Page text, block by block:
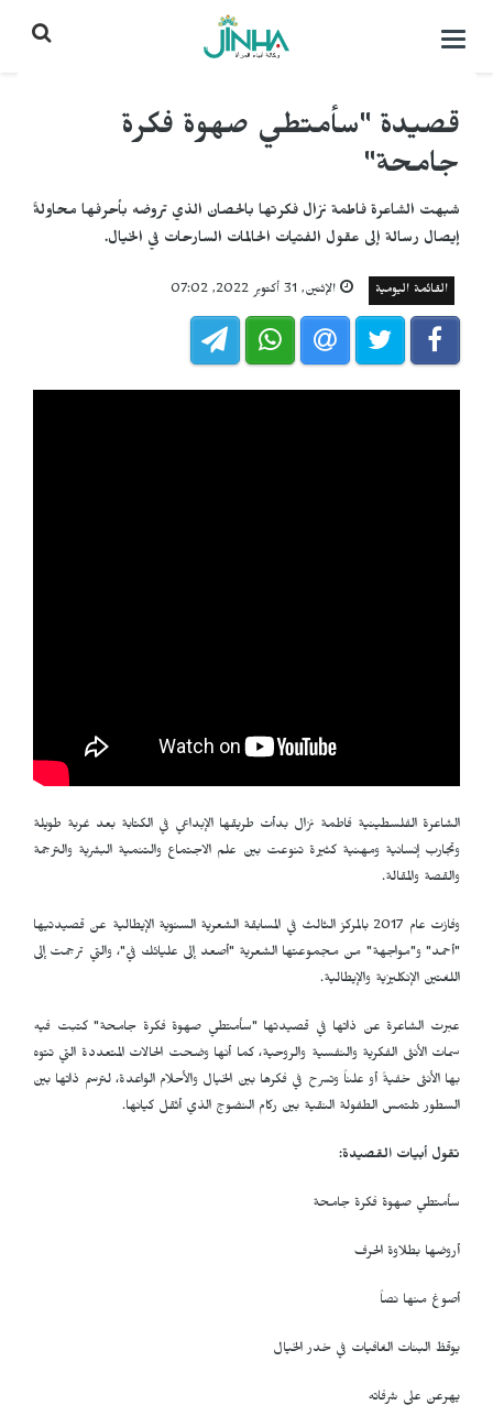
التحكم
قصيدة "سأمتطي صهوة فكرة
جامحة"
شبهت الشاعرة فاطمة نزال فكرتها بالحصان الذي تروضه بأحرفها محاولةً
إيصال رسالة إلى عقول الفتيات الحالمات السارحات في الخيال.
القائمة اليومية الإثنين, 31 أكتوبر 2022, 07:02
الشاعرة الفلسطينية فاطمة نزال بدأت طريقها الإبداعي في الكتابة بعد غربة طويلة
وتجارب إنسانية ومهنية كثيرة تنوعت بين علم الاجتماع والتنمية البشرية والترجمة
والقصة والمقالة.
وفازت عام 2017 بالمركز الثالث في المسابقة الشعرية السنوية الإيطالية عن قصيدتيها
"أحمد" و"مواجهة" من مجموعتها الشعرية "أصعد إلى عليائك فيّ"، والتي ترجمت إلى
اللغتين الإنكليزية والإيطالية.
عبرت الشاعرة عن ذاتها في قصيدتها "سأمتطي صهوة فكرة جامحة" كتبت فيه
سمات الأنثى الفكرية والنفسية والروحية، كما أنها وضحت الحالات المتعددة التي تتوه
بها الأنثى خفيةً أو علناً وتسرح في فكرها بين الخيال والأحلام الواعدة، لترسم ذاتها بين
السطور تلتمس الطفولة النقية بين ركام النضوج الذي أثقل كيانها.
تقول أبيات القصيدة:
سأمتطي صهوة فكرة جامحة
أروضها بطلاوة الحرف
أصوغ منها نصاً
يوقظ البنات الغافيات في خدر الخيال
يهرعن على شرفاته